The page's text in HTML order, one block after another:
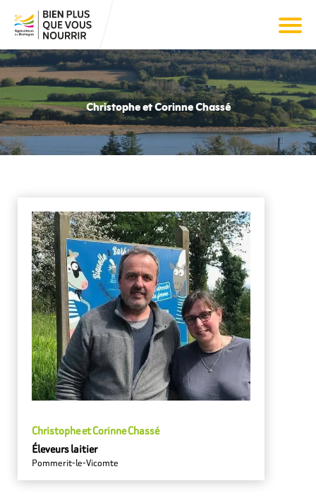
Christophe et Corinne Chassé
Christophe et Corinne Chassé
Éleveurs laitier
Pommerit-le-Vicomte